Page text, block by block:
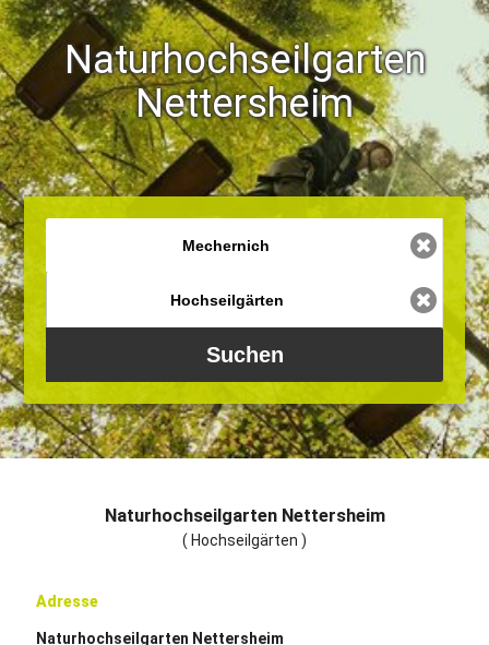
Naturhochseilgarten
Nettersheim
Naturhochseilgarten Nettersheim
( Hochseilgärten )
Adresse
Naturhochseilgarten Nettersheim